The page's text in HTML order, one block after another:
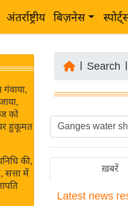
अंतर्राष्ट्रीय बिज़नेस
गंवाया,
को
हुकूमत
की,
सत्ता में
Search
ख़बरें
Latest news